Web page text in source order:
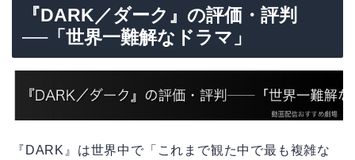
『DARK／ダーク』の評価・評判
──「世界一難解なドラマ」
『DARK』は世界中で「これまで観た中で最も複雑な